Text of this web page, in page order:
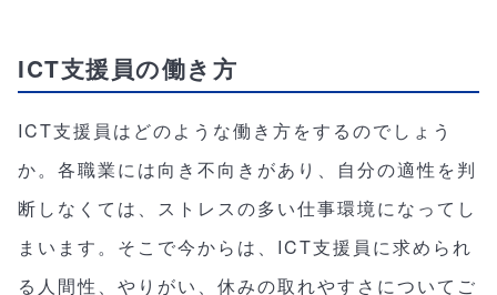
ICT支援員の働き方
ICT支援員はどのような働き方をするのでしょう
か。各職業には向き不向きがあり、自分の適性を判
断しなくては、ストレスの多い仕事環境になってし
まいます。そこで今からは、ICT支援員に求められ
る人間性、やりがい、休みの取れやすさについてご